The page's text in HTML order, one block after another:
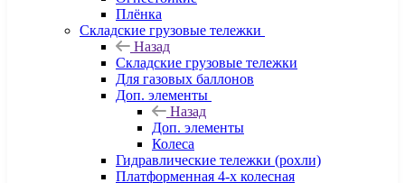
Плёнка
Складские грузовые тележки
Назад
Складские грузовые тележки
Для газовых баллонов
Доп. элементы
Назад
Доп. элементы
Колеса
Гидравлические тележки (рохли)
Платформенная 4-х колесная